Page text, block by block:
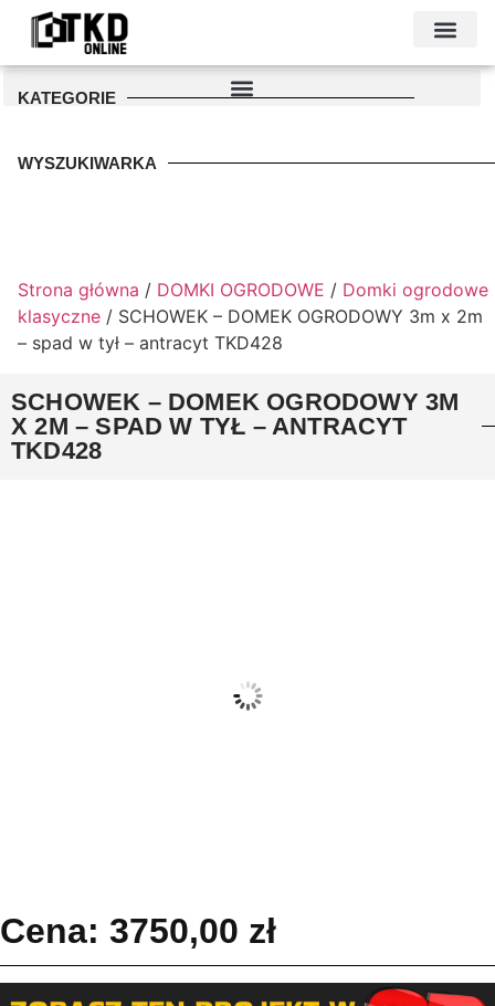
KATEGORIE
WYSZUKIWARKA
Strona główna / DOMKI OGRODOWE / Domki ogrodowe
klasyczne / SCHOWEK – DOMEK OGRODOWY 3m x 2m
– spad w tył – antracyt TKD428
SCHOWEK – DOMEK OGRODOWY 3M
X 2M – SPAD W TYŁ – ANTRACYT
TKD428
Cena: 3750,00 zł